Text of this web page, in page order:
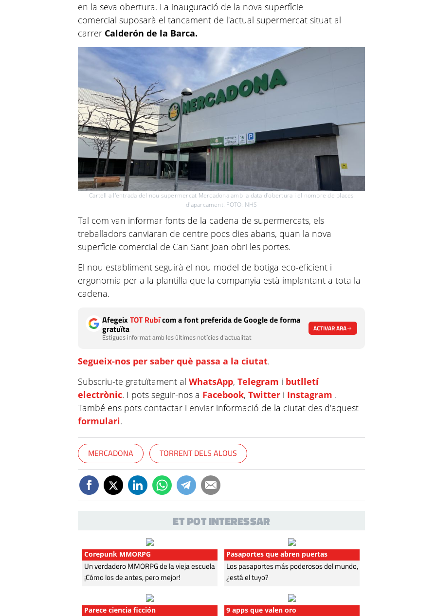
en la seva obertura. La inauguració de la nova superfície
comercial suposarà el tancament de l'actual supermercat situat al
carrer Calderón de la Barca.
Cartell a l'entrada del nou supermercat Mercadona amb la data d'obertura i el nombre de places
d'aparcament. FOTO: NHS
Tal com van informar fonts de la cadena de supermercats, els
treballadors canviaran de centre pocs dies abans, quan la nova
superfície comercial de Can Sant Joan obri les portes.
El nou establiment seguirà el nou model de botiga eco-eficient i
ergonomia per a la plantilla que la companyia està implantant a tota la
cadena.
AfegeixTOT Rubícom a font preferida de Google de forma
gratuïta
Estigues informat amb les últimes notícies d'actualitat
ACTIVAR ARA
Segueix-nos per saber què passa a la ciutat.
Subscriu-te gratuïtament alWhatsApp,Telegram i butlletí
electrònic. I pots seguir-nos a Facebook,Twitter i Instagram .
També ens pots contactar i enviar informació de la ciutat des d'aquest
formulari.
MERCADONA TORRENT DELS ALOUS
ET POT INTERESSAR
Corepunk MMORPG
Un verdadero MMORPG de la vieja escuela
¡Cómo los de antes, pero mejor!
Pasaportes que abren puertas
Los pasaportes más poderosos del mundo,
¿está el tuyo?
Parece ciencia ficción 9 apps que valen oro